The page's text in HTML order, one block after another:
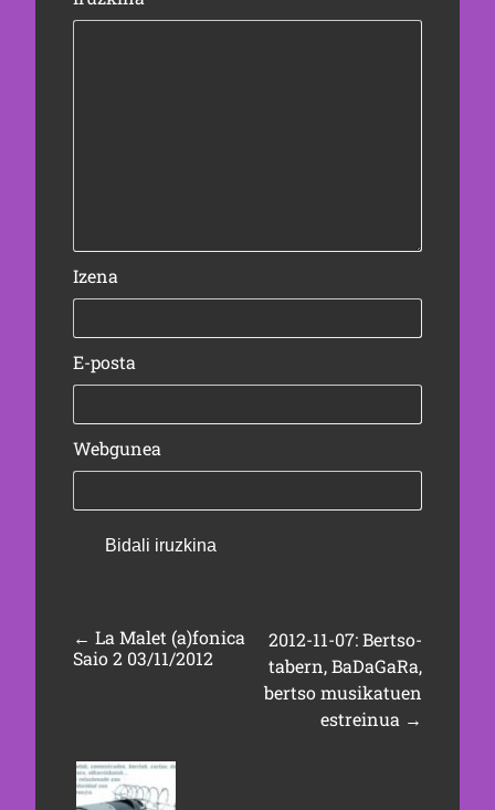
Izena
E-posta
Webgunea
← La Malet (a)fonica
Saio 2 03/11/2012
2012-11-07: Bertso-
tabern, BaDaGaRa,
bertso musikatuen
estreinua →